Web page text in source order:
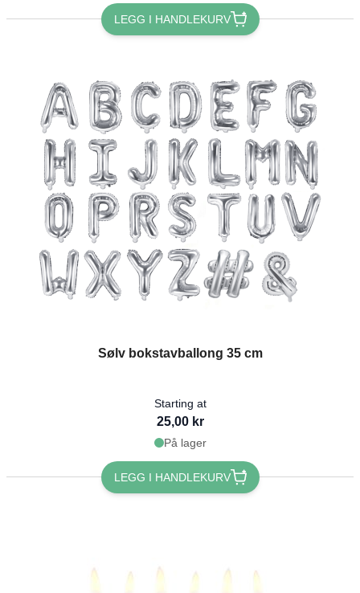
LEGG I HANDLEKURV
Sølv bokstavballong 35 cm
The price depends on the options chosen on the product page
Starting at
25,00 kr
På lager
LEGG I HANDLEKURV